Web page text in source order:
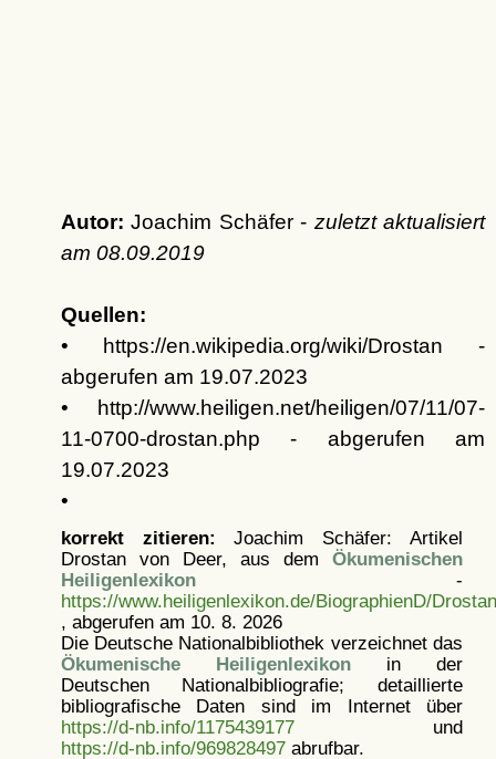
Autor: Joachim Schäfer - zuletzt aktualisiert
am 08.09.2019
Quellen:
• https://en.wikipedia.org/wiki/Drostan -
abgerufen am 19.07.2023
• http://www.heiligen.net/heiligen/07/11/07-
11-0700-drostan.php - abgerufen am
19.07.2023
•
korrekt zitieren: Joachim Schäfer: Artikel
Drostan von Deer, aus dem Ökumenischen
Heiligenlexikon-
https://www.heiligenlexikon.de/BiographienD/
, abgerufen am 10. 8. 2026
Die Deutsche Nationalbibliothek verzeichnet das
Ökumenische Heiligenlexikonin der
Deutschen Nationalbibliografie; detaillierte
bibliografische Daten sind im Internet über
https://d-nb.info/1175439177und
https://d-nb.info/969828497abrufbar.